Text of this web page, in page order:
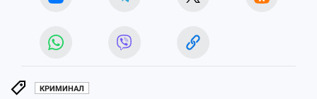
КРИМИНАЛ